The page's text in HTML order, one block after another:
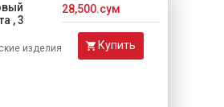
, 3
изделия
28,500.сум
Купить